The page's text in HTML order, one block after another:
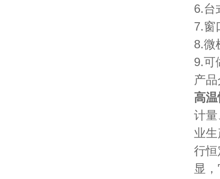
6.台
7.窗
8.微
9.可
产
高
计
业
行
显